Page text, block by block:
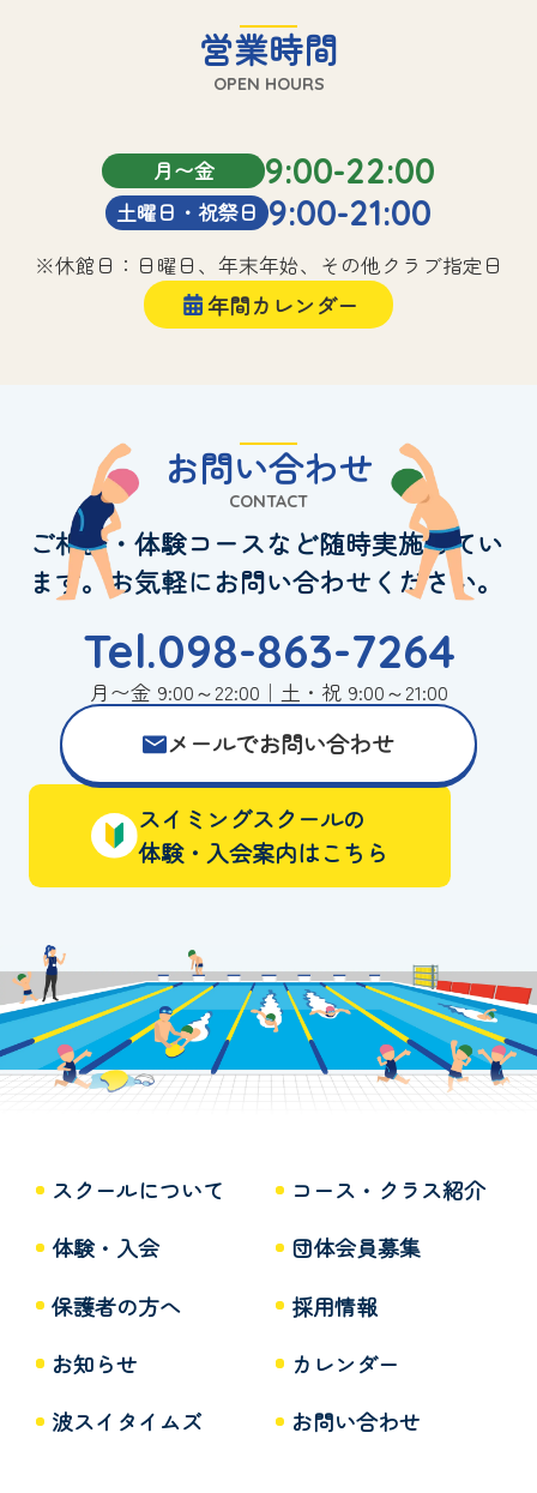
営業時間
OPEN HOURS
月〜金 9:00-22:00
土曜日・祝祭日 9:00-21:00
※休館日：日曜日、年末年始、その他クラブ指定日
年間カレンダー
お問い合わせ
CONTACT
ご相談・体験コースなど随時実施してい
ます。お気軽にお問い合わせください。
Tel.098-863-7264
月〜金 9:00～22:00｜土・祝 9:00～21:00
メールでお問い合わせ
スイミングスクールの
体験・入会案内はこちら
スクールについて
コース・クラス紹介
体験・入会
団体会員募集
保護者の方へ
採用情報
お知らせ
カレンダー
波スイタイムズ
お問い合わせ